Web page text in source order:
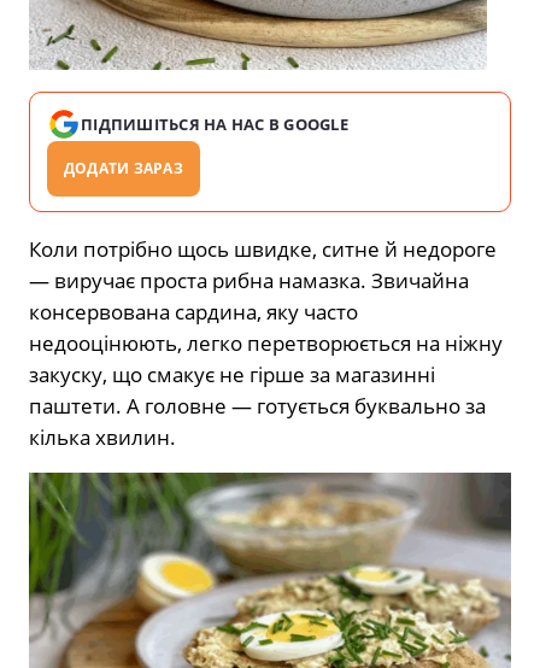
ПІДПИШІТЬСЯ НА НАС В GOOGLE
ДОДАТИ ЗАРАЗ
Коли потрібно щось швидке, ситне й недороге
— виручає проста рибна намазка. Звичайна
консервована сардина, яку часто
недооцінюють, легко перетворюється на ніжну
закуску, що смакує не гірше за магазинні
паштети. А головне — готується буквально за
кілька хвилин.